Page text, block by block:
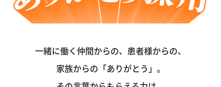
一緒に働く仲間からの、患者様からの、
家族からの「ありがとう」。